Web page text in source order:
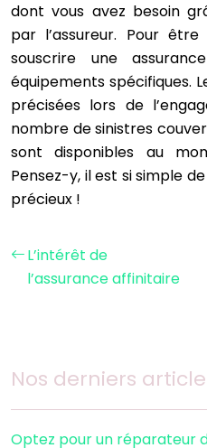
dont vous avez besoin
par l’assureur. Pour
souscrire une
équipements spécifiques.
précisées lors de
nombre de sinistres
sont disponibles au
Pensez-y, il est si simple
précieux !
L’intérêt de
l’assurance affinitaire
Nos derniers
Optez pour un réparateur